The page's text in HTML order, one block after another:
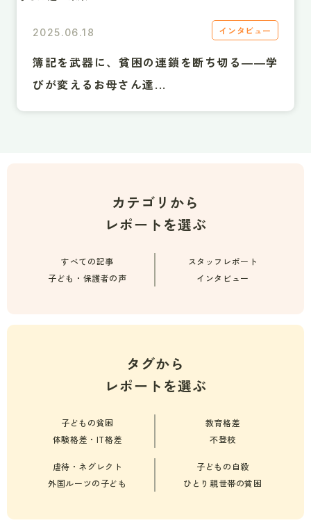
2025.06.18 インタビュー
簿記を武器に、貧困の連鎖を断ち切る――学
びが変えるお母さん達...
カテゴリから
レポートを選ぶ
すべての記事
スタッフレポート
子ども・保護者の声
インタビュー
タグから
レポートを選ぶ
子どもの貧困
教育格差
体験格差・IT格差
不登校
虐待・ネグレクト
子どもの自殺
外国ルーツの子ども
ひとり親世帯の貧困